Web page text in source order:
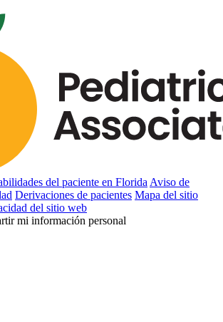
del paciente en Florida Aviso de
Derivaciones de pacientes Mapa del sitio
del sitio web
mi información personal